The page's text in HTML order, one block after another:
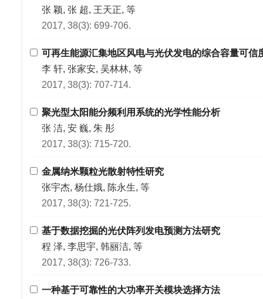
张 颖, 张 超, 王天正, 等
2017, 38(3): 699-706.
可再生能源汇集地区风电与光伏发电的综合容量可信
李 轩, 张家安, 吴林林, 等
2017, 38(3): 707-714.
聚光型太阳能分频利用系统的光学性能分析
张 洁, 安 巍, 朱 彤
2017, 38(3): 715-720.
金属纳米颗粒光散射特性研究
张宇杰, 杨仕娥, 陈永生, 等
2017, 38(3): 721-725.
基于数据挖掘的光伏阵列发电预测方法研究
程 泽, 李思宇, 韩丽洁, 等
2017, 38(3): 726-733.
一种基于可靠性的大功率开关模块选择方法